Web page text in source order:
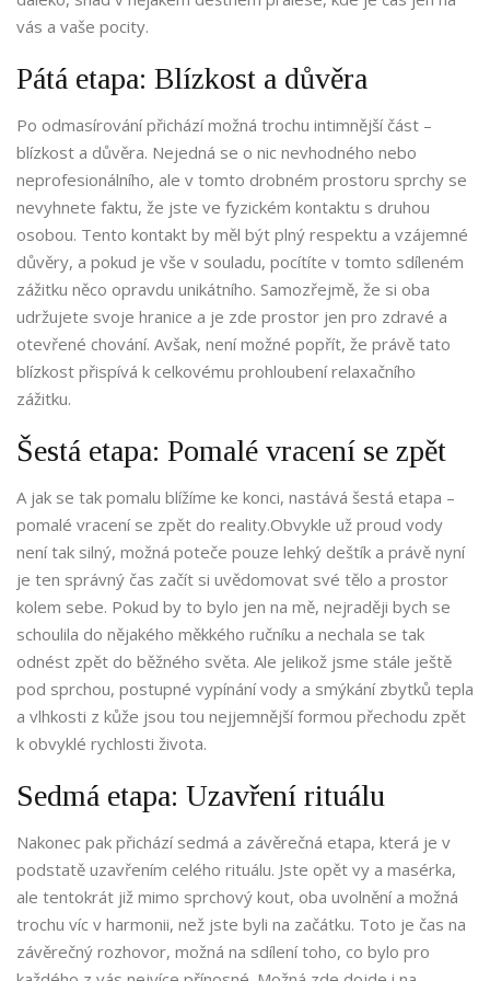
vás a vaše pocity.
Pátá etapa: Blízkost a důvěra
Po odmasírování přichází možná trochu intimnější část –
blízkost a důvěra. Nejedná se o nic nevhodného nebo
neprofesionálního, ale v tomto drobném prostoru sprchy se
nevyhnete faktu, že jste ve fyzickém kontaktu s druhou
osobou. Tento kontakt by měl být plný respektu a vzájemné
důvěry, a pokud je vše v souladu, pocítíte v tomto sdíleném
zážitku něco opravdu unikátního. Samozřejmě, že si oba
udržujete svoje hranice a je zde prostor jen pro zdravé a
otevřené chování. Avšak, není možné popřít, že právě tato
blízkost přispívá k celkovému prohloubení relaxačního
zážitku.
Šestá etapa: Pomalé vracení se zpět
A jak se tak pomalu blížíme ke konci, nastává šestá etapa –
pomalé vracení se zpět do reality.Obvykle už proud vody
není tak silný, možná poteče pouze lehký deštík a právě nyní
je ten správný čas začít si uvědomovat své tělo a prostor
kolem sebe. Pokud by to bylo jen na mě, nejraději bych se
schoulila do nějakého měkkého ručníku a nechala se tak
odnést zpět do běžného světa. Ale jelikož jsme stále ještě
pod sprchou, postupné vypínání vody a smýkání zbytků tepla
a vlhkosti z kůže jsou tou nejjemnější formou přechodu zpět
k obvyklé rychlosti života.
Sedmá etapa: Uzavření rituálu
Nakonec pak přichází sedmá a závěrečná etapa, která je v
podstatě uzavřením celého rituálu. Jste opět vy a masérka,
ale tentokrát již mimo sprchový kout, oba uvolnění a možná
trochu víc v harmonii, než jste byli na začátku. Toto je čas na
závěrečný rozhovor, možná na sdílení toho, co bylo pro